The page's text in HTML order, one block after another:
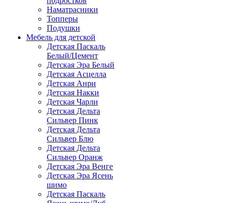
Наматрасники
Топперы
Подушки
Мебель для детской
Детская Паскаль
Белый/Цемент
Детская Эра Белый
Детская Асцелла
Детская Анри
Детская Накки
Детская Чарли
Детская Дельта
Сильвер Пинк
Детская Дельта
Сильвер Блю
Детская Дельта
Сильвер Оранж
Детская Эра Венге
Детская Эра Ясень
шимо
Детская Паскаль